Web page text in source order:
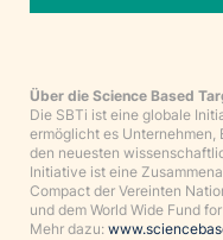
Über die Science Based
Die SBTi ist eine globale
ermöglicht es
den neuesten
Initiative ist eine
Compact der Vereinten
und dem World Wide Fund
Mehr dazu: